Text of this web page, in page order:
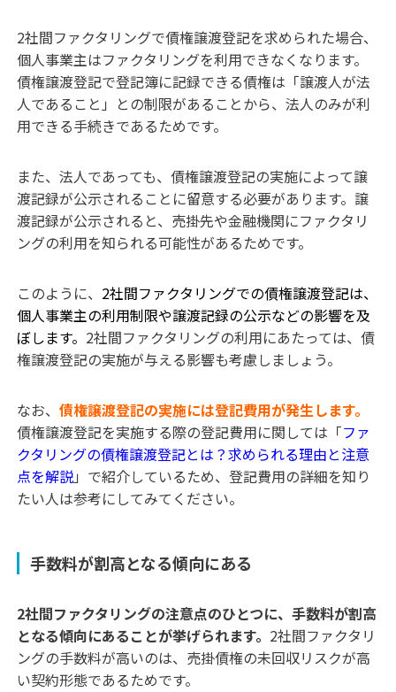
2社間ファクタリングで債権譲渡登記を求められた場合、
個人事業主はファクタリングを利用できなくなります。
債権譲渡登記で登記簿に記録できる債権は「譲渡人が法
人であること」との制限があることから、法人のみが利
用できる手続きであるためです。
また、法人であっても、債権譲渡登記の実施によって譲
渡記録が公示されることに留意する必要があります。譲
渡記録が公示されると、売掛先や金融機関にファクタリ
ングの利用を知られる可能性があるためです。
このように、 2社間ファクタリングでの債権譲渡登記は、
個人事業主の利用制限や譲渡記録の公示などの影響を及
ぼします。 2社間ファクタリングの利用にあたっては、債
権譲渡登記の実施が与える影響も考慮しましょう。
なお、債権譲渡登記の実施には登記費用が発生します。
債権譲渡登記を実施する際の登記費用に関しては「ファ
クタリングの債権譲渡登記とは？求められる理由と注意
点を解説」で紹介しているため、登記費用の詳細を知り
たい人は参考にしてみてください。
手数料が割高となる傾向にある
2社間ファクタリングの注意点のひとつに、手数料が割高
となる傾向にあることが挙げられます。 2社間ファクタリ
ングの手数料が高いのは、売掛債権の未回収リスクが高
い契約形態であるためです。